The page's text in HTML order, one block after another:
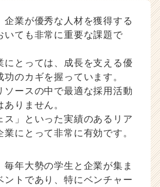
企業が優秀な人材を獲得する
いても非常に重要な課題で
にとっては、成長を支える優
のカギを握っています。
ソースの中で最適な採用活動
りません。
ス」といった実績のあるリア
にとって非常に有効です。
毎年大勢の学生と企業が集ま
ントであり、特にベンチャー